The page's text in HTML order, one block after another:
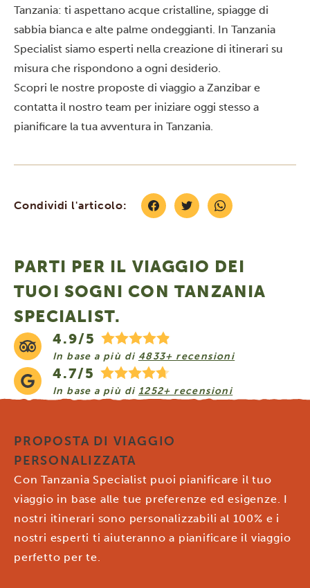
Tanzania: ti aspettano acque cristalline, spiagge di
sabbia bianca e alte palme ondeggianti. In Tanzania
Specialist siamo esperti nella creazione di itinerari su
misura che rispondono a ogni desiderio.
Scopri le nostre proposte di viaggio a Zanzibar e
contatta il nostro team per iniziare oggi stesso a
pianificare la tua avventura in Tanzania.
Condividi l'articolo:
PARTI PER IL VIAGGIO DEI
TUOI SOGNI CON TANZANIA
SPECIALIST.
4.9/5
In base a più di 4833+ recensioni
4.7/5
In base a più di 1252+ recensioni
PROPOSTA DI VIAGGIO
PERSONALIZZATA
Con Tanzania Specialist puoi pianificare il tuo
viaggio in base alle tue preferenze ed esigenze. I
nostri itinerari sono personalizzabili al 100% e i
nostri esperti ti aiuteranno a pianificare il viaggio
perfetto per te.